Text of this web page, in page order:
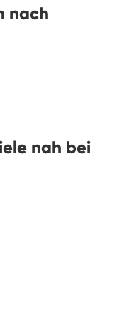
nach
nah bei